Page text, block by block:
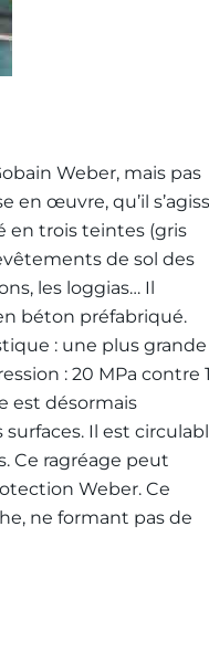
Weber, mais pas
en œuvre, qu’il
en trois teintes (gris
de sol des
les loggias… Il
béton préfabriqué.
: une plus grande
: 20 MPa contre
est désormais
Il est
Ce ragréage peut
Weber. Ce
ne formant pas de